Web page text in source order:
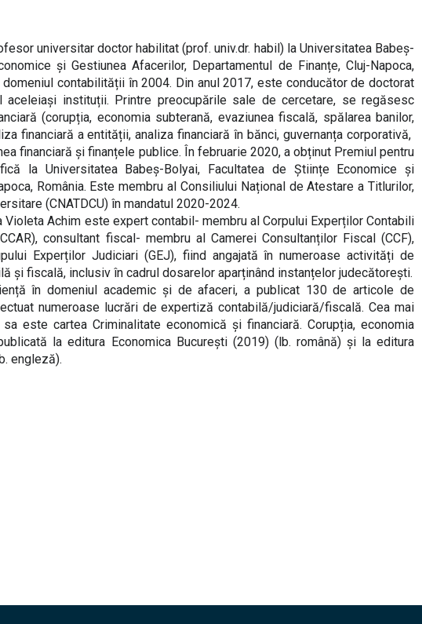
universitar doctor habilitat (prof. univ.dr. habil) la Universitatea Babeș-
și Gestiunea Afacerilor, Departamentul de Finanțe, Cluj-Napoca,
domeniul contabilității în 2004. Din anul 2017, este conducător de doctorat
aceleiași instituții. Printre preocupările sale de cercetare, se regăsesc
(corupția, economia subterană, evaziunea fiscală, spălarea banilor,
financiară a entității, analiza financiară în bănci, guvernanța corporativă,
financiară și finanțele publice. În februarie 2020, a obținut Premiul pentru
la Universitatea Babeș-Bolyai, Facultatea de Științe Economice și
România. Este membru al Consiliului Național de Atestare a Titlurilor,
(CNATDCU) în mandatul 2020-2024.
Violeta Achim este expert contabil- membru al Corpului Experților Contabili
consultant fiscal- membru al Camerei Consultanților Fiscal (CCF),
Experților Judiciari (GEJ), fiind angajată în numeroase activități de
și fiscală, inclusiv în cadrul dosarelor aparținând instanțelor judecătorești.
în domeniul academic și de afaceri, a publicat 130 de articole de
numeroase lucrări de expertiză contabilă/judiciară/fiscală. Cea mai
este cartea Criminalitate economică și financiară. Corupția, economia
la editura Economica București (2019) (lb. română) și la editura
engleză).